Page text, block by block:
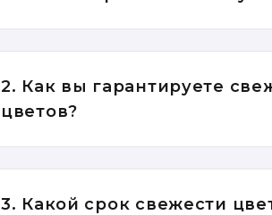
2. Как вы гарантируете
цветов?
3. Какой срок свежести